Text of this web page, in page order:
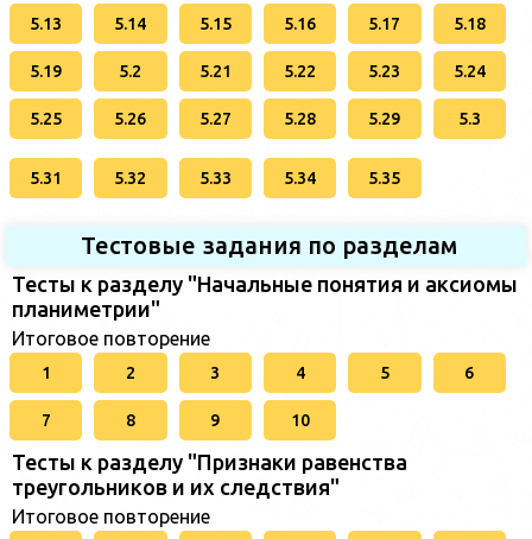
5.13 5.14 5.15 5.16 5.17 5.18
5.19 5.2 5.21 5.22 5.23 5.24
5.25 5.26 5.27 5.28 5.29 5.3
5.31 5.32 5.33 5.34 5.35
Тестовые задания по разделам
Тесты к разделу "Начальные понятия и аксиомы
планиметрии"
Итоговое повторение
1 2 3 4 5 6
7 8 9 10
Тесты к разделу "Признаки равенства
треугольников и их следствия"
Итоговое повторение